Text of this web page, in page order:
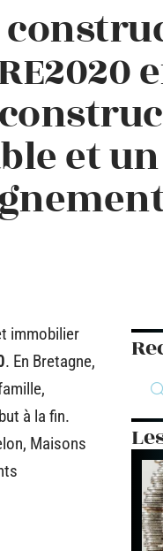
et un
immobilier
. En Bretagne,
à la fin.
Maisons